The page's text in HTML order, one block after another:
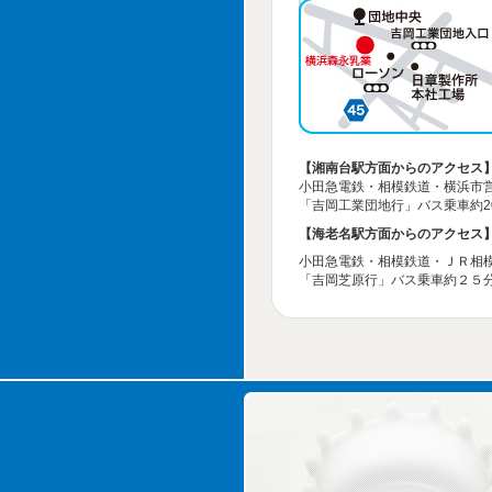
【湘南台駅方面からのアクセス
小田急電鉄・相模鉄道・横浜市
「吉岡工業団地行」バス乗車
【海老名駅方面からのアクセス
小田急電鉄・相模鉄道・ＪＲ相
「吉岡芝原行」バス乗車約２